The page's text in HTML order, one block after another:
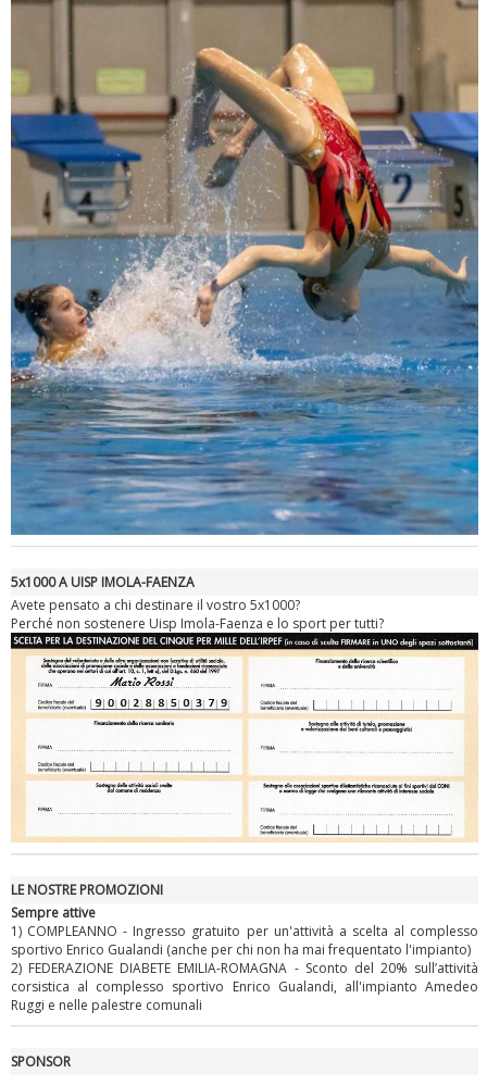
Luglio 2026: "Pensando con i piedi, si possono fare le
rivoluzioni"
Tiziano Pesce a Radio InBlu2000 traccia il bilancio della stagione
Ddl Lobby, Uisp: “Il Parlamento valorizzi le nostre specificità"
La formazione Uisp rallenta ma prosegue anche in estate
5x1000 A UISP IMOLA-FAENZA
Avete pensato a chi destinare il vostro 5x1000?
Perché non sostenere Uisp Imola-Faenza e lo sport per tutti?
LE NOSTRE PROMOZIONI
Sempre attive
1) COMPLEANNO - Ingresso gratuito per un'attività a scelta al complesso
sportivo Enrico Gualandi (anche per chi non ha mai frequentato l'impianto)
2) FEDERAZIONE DIABETE EMILIA-ROMAGNA - Sconto del 20% sull’attività
corsistica al complesso sportivo Enrico Gualandi, all'impianto Amedeo
Ruggi e nelle palestre comunali
SPONSOR